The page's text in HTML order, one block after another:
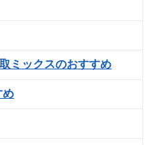
ミックスのおすすめ
め